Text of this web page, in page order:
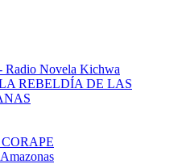
Radio Novela Kichwa
REBELDÍA DE LAS